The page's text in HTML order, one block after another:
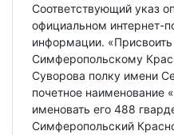
Соответствующий указ
официальном интернет-
информации.
Симферопольскому
Суворова полку имени
почетное наименование
именовать его 488
Симферопольский